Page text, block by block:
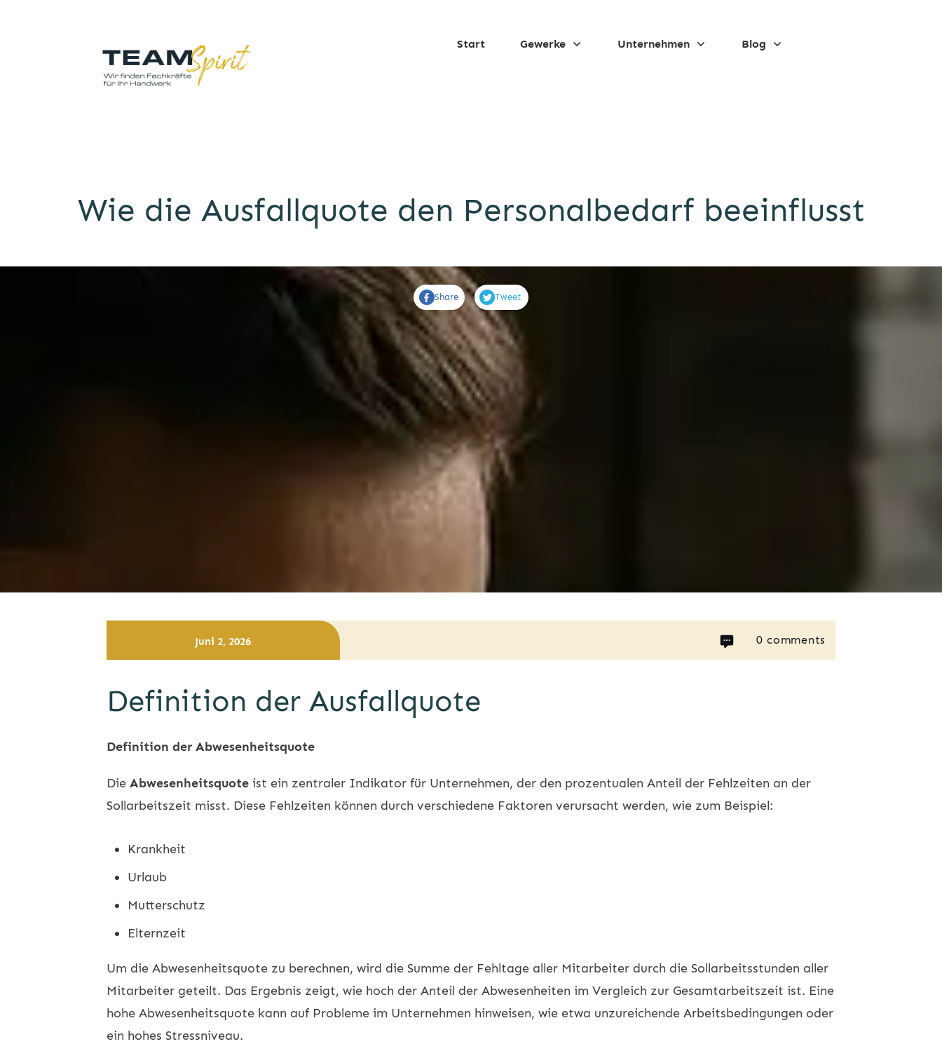
Start Gewerke Unternehmen Blog
Wie die Ausfallquote den Personalbedarf beeinflusst
Share Tweet
Juni 2, 2026 0 comments
Definition der Ausfallquote
Definition der Abwesenheitsquote
Die Abwesenheitsquote ist ein zentraler Indikator für Unternehmen, der den prozentualen Anteil der Fehlzeiten an der
Sollarbeitszeit misst. Diese Fehlzeiten können durch verschiedene Faktoren verursacht werden, wie zum Beispiel:
Krankheit
Urlaub
Mutterschutz
Elternzeit
Um die Abwesenheitsquote zu berechnen, wird die Summe der Fehltage aller Mitarbeiter durch die Sollarbeitsstunden aller
Mitarbeiter geteilt. Das Ergebnis zeigt, wie hoch der Anteil der Abwesenheiten im Vergleich zur Gesamtarbeitszeit ist. Eine
hohe Abwesenheitsquote kann auf Probleme im Unternehmen hinweisen, wie etwa unzureichende Arbeitsbedingungen oder
ein hohes Stressniveau.